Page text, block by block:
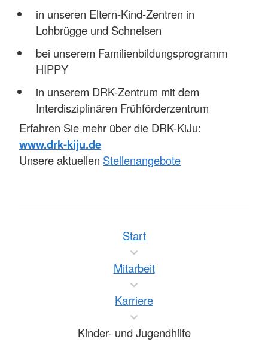
in unseren Eltern-Kind-Zentren in
Lohbrügge und Schnelsen
bei unserem Familienbildungsprogramm
HIPPY
in unserem DRK-Zentrum mit dem
Interdisziplinären Frühförderzentrum
Erfahren Sie mehr über die DRK-KiJu:
www.drk-kiju.de
Unsere aktuellen Stellenangebote
Start
Mitarbeit
Karriere
Kinder- und Jugendhilfe